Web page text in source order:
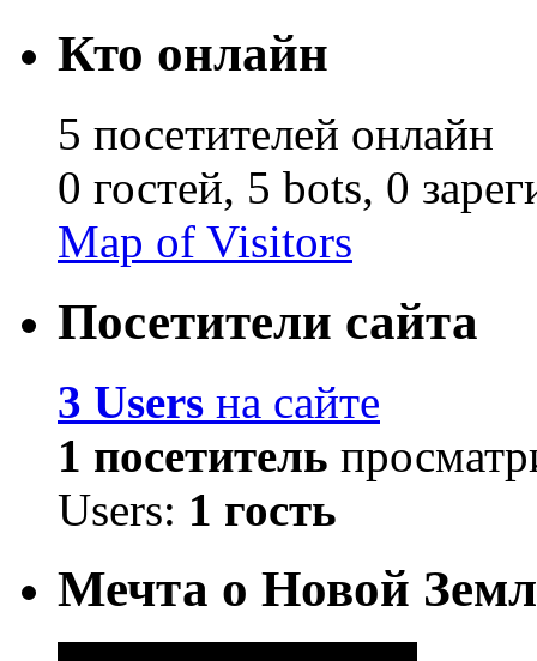
Кто онлайн
5 посетителей онлайн
0 гостей, 5 bots, 0
Map of Visitors
Посетители сайта
3 Users на сайте
1 посетитель
Users: 1 гость
Мечта о Новой